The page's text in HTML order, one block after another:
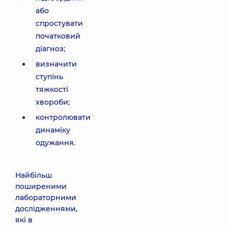
або
спростувати
початковий
діагноз;
визначити
ступінь
тяжкості
хвороби;
контролювати
динаміку
одужання.
Найбільш
поширеними
лабораторними
дослідженнями,
які в